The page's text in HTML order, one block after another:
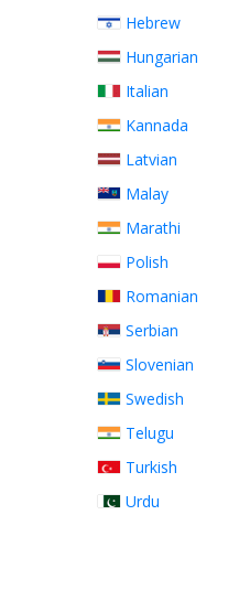
Hebrew
Hungarian
Italian
Kannada
Latvian
Malay
Marathi
Polish
Romanian
Serbian
Slovenian
Swedish
Telugu
Turkish
Urdu